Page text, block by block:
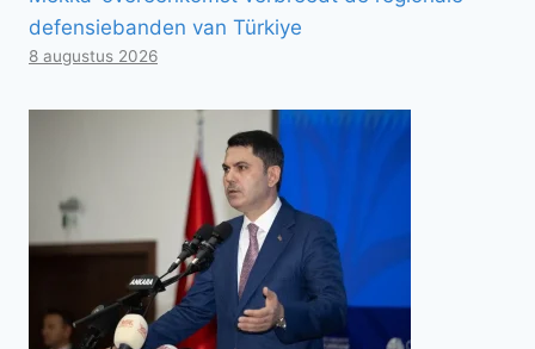
defensiebanden van Türkiye
8 augustus 2026